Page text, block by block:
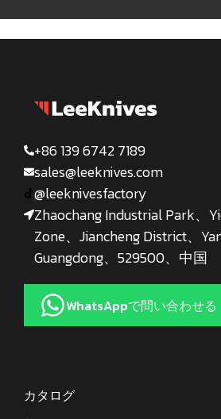
+86 139 6742 7189
sales@leeknives.com
@leeknivesfactory
Zhaochang Industrial Park、
Zone、Jiancheng District、
Guangdong、529500、中国
WhatsAppで問い合わせる
カタログ